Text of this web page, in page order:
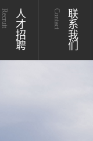
人才招聘
Recruit 联系我们
Contact